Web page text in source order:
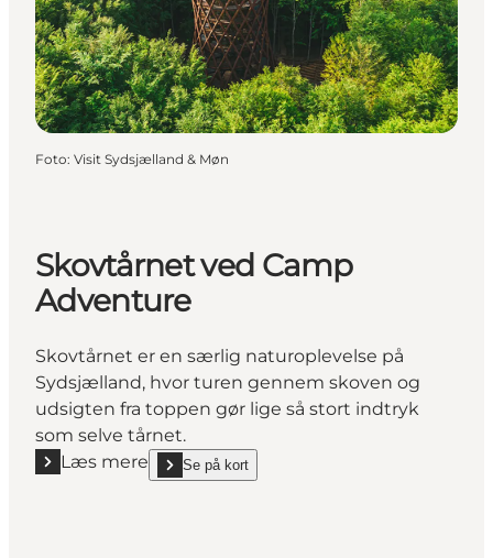
Foto: Visit Sydsjælland & Møn
Skovtårnet ved Camp
Adventure
Skovtårnet er en særlig naturoplevelse på
Sydsjælland, hvor turen gennem skoven og
udsigten fra toppen gør lige så stort indtryk
som selve tårnet.
Læs mere
Læs mere "Skovtårnet ved Camp Adventure"
Se på kort
show Skovtårnet ved Camp Adventure on_map